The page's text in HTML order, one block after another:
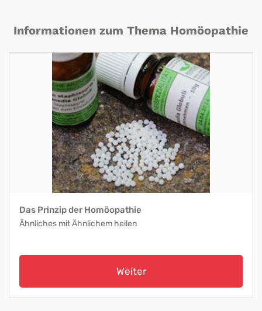
Informationen zum Thema Homöopathie
Das Prinzip der Homöopathie
Ähnliches mit Ähnlichem heilen
Weiter